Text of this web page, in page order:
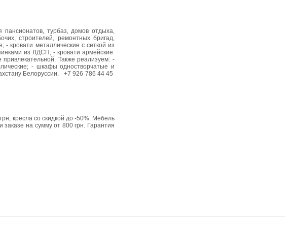
турбаз, домов отдыха,
строителей, ремонтных бригад,
- кровати металлические с сеткой из
из ЛДСП; - кровати армейские.
Также реализуем: -
- шкафы одностворчатые и
Белоруссии. +7 926 786 44 45
кресла со скидкой до -50%. Мебель
на сумму от 800 грн. Гарантия